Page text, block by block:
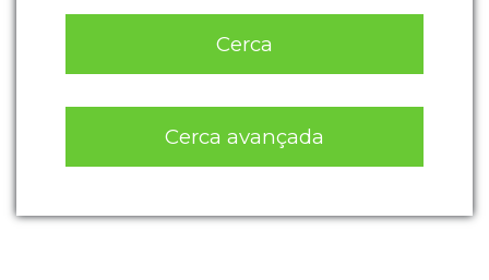
Cerca
Cerca avançada